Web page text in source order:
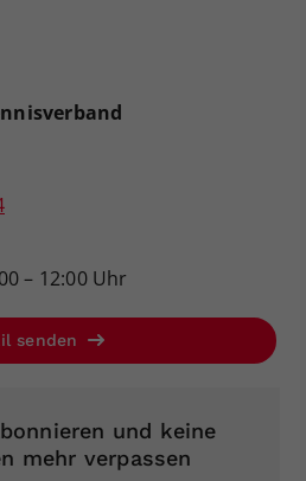
– 12:00 Uhr
senden
und keine
mehr verpassen